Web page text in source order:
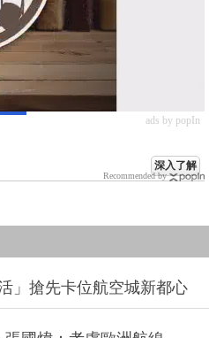
ads by popIn
深入了解
Recommended by
」搶先卡位航空城新都心